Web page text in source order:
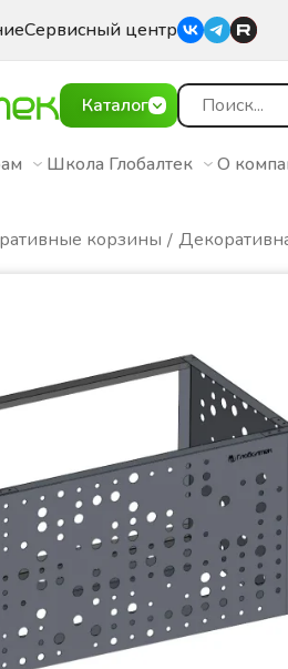
Сервисный центр
Каталог
Школа Глобалтек О
корзины